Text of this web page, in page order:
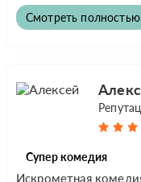
Смотреть полностью
Супер комедия
Искрометная